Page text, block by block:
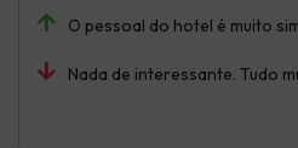
O pessoal do hotel é muito
Nada de interessante. Tudo